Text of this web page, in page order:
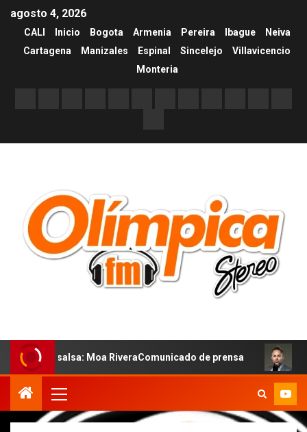
agosto 4, 2026
CALI Inicio Bogota Armenia Pereira Ibague
Neiva
Cartagena
Manizales Espinal Sincelejo
Villavicencio
Monteria
Moa RiveraComunicado de prensa MARCOS